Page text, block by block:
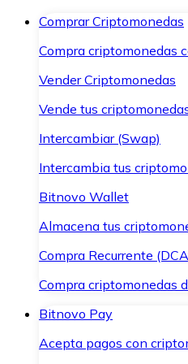
Comprar Criptomonedas
Compra criptomonedas
Vender Criptomonedas
Vende tus
Intercambiar (Swap)
Intercambia tus
Bitnovo Wallet
Almacena tus
Compra Recurrente
Compra criptomonedas
Bitnovo Pay
Acepta pagos con